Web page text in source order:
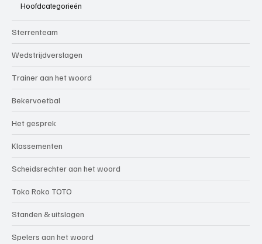
Hoofdcategorieën
Sterrenteam
Wedstrijdverslagen
Trainer aan het woord
Bekervoetbal
Het gesprek
Klassementen
Scheidsrechter aan het woord
Toko Roko TOTO
Standen & uitslagen
Spelers aan het woord